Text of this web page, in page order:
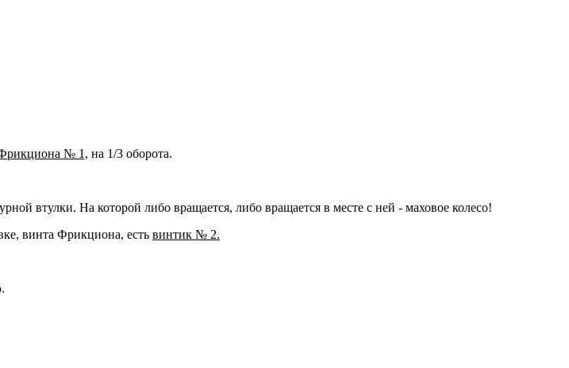
№ 1, на 1/3 оборота.
втулки. На которой либо вращается, либо вращается в месте с ней - маховое колесо!
винта Фрикциона, есть винтик № 2.